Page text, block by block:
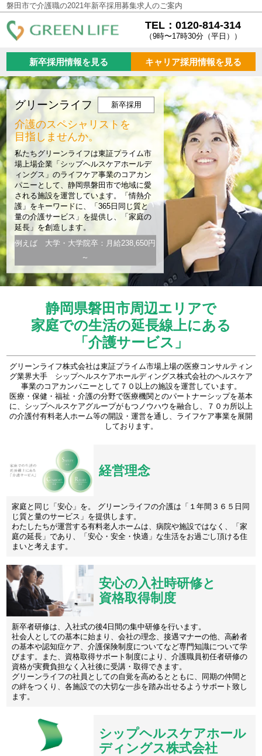
磐田市で介護職の2021年新卒採用募集求人のご案内
TEL：0120-814-314
（9時〜17時30分（平日））
新卒採用情報を見る キャリア採用情報を見る
グリーンライフ 新卒採用
介護のスペシャリストを
目指しませんか。
私たちグリーンライフは東証プライム市
場上場企業「シップヘルスケアホールデ
ィングス」のライフケア事業のコアカン
パニーとして、静岡県磐田市で地域に愛
される施設を運営しています。「情熱介
護」をキーワードに、「365日同じ質と
量の介護サービス」を提供し、「家庭の
延長」を創造します。
例えば 大学・大学院卒：月給238,650円
～
静岡県磐田市周辺エリアで
家庭での生活の延長線上にある
「介護サービス」
グリーンライフ株式会社は東証プライム市場上場の医療コンサルティン
グ業界大手 シップヘルスケアホールディングス株式会社のヘルスケア
事業のコアカンパニーとして７０以上の施設を運営しています。
医療・保健・福祉・介護の分野で医療機関とのパートナーシップを基本
に、シップヘルスケアグループがもつノウハウを融合し、７０カ所以上
の介護付有料老人ホーム等の開設・運営を通し、ライフケア事業を展開
しております。
経営理念
家庭と同じ「安心」を。 グリーンライフの介護は「１年間３６５日同
じ質と量のサービス」を提供します。
わたしたちが運営する有料老人ホームは、病院や施設ではなく、「家
庭の延長」であり、「安心・安全・快適」な生活をお過ごし頂ける住
まいと考えます。
安心の入社時研修と
資格取得制度
新卒者研修は、入社式の後4日間の集中研修を行います。
社会人としての基本に始まり、会社の理念、接遇マナーの他、高齢者
の基本や認知症ケア、介護保険制度についてなど専門知識について学
びます。また、資格取得サポート制度により、介護職員初任者研修の
資格が実費負担なく入社後に受講・取得できます。
グリーンライフの社員としての自覚を高めるとともに、同期の仲間と
の絆をつくり、各施設での大切な一歩を踏み出せるようサポート致し
ます。
シップヘルスケアホール
ディングス株式会社